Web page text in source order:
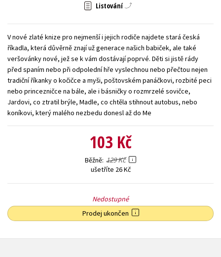
Všechny tituly
Listování
V nové zlaté knize pro nejmenší i jejich rodiče najdete stará česká
říkadla, která důvěrně znají už generace našich babiček, ale také
veršovánky nové, jež se k vám dostávají poprvé. Děti si jistě rády
před spaním nebo při odpolední hře vyslechnou nebo přečtou nejen
tradiční říkanky o kočičce a myši, poštovském panáčkovi, rozbité peci
nebo princezničce na bále, ale i básničky o rozmrzelé sovičce,
Jardovi, co ztratil brýle, Madle, co chtěla stihnout autobus, nebo
koníkovi, který malého nezbedu donesl až do Me
103 Kč
Běžně 129 Kč
ušetříte 26 Kč
Nedostupné
Prodej ukončen